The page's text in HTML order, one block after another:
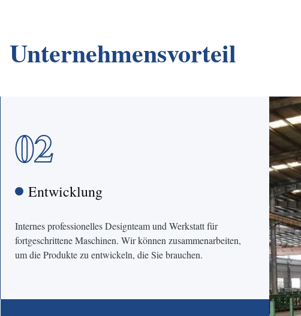
Unternehmensvorteil
02
Entwicklung
Internes professionelles Designteam und Werkstatt für
fortgeschrittene Maschinen. Wir können zusammenarbeiten,
um die Produkte zu entwickeln, die Sie brauchen.